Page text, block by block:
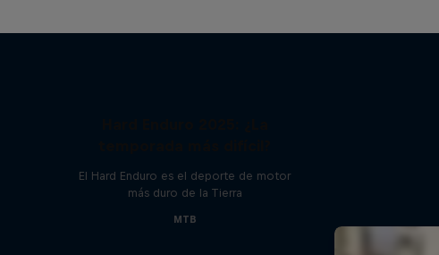
El Hard Enduro es el deporte de motor
más duro de la Tierra
MTB